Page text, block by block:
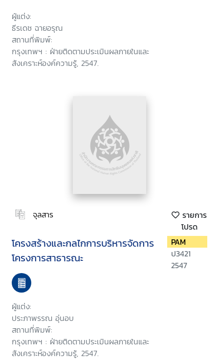
ผู้แต่ง:
ธีรเดช ฉายอรุณ
สถานที่พิมพ์:
กรุงเทพฯ : ฝ่ายติดตามประเมินผลภายในและ
สังเคราะห์องค์ความรู้, 2547.
จุลสาร
รายการ
โปรด
โครงสร้างและกลไกการบริหารจัดการ
โครงการสาธารณะ
ผู้แต่ง:
ประภาพรรณ อุ่นอบ
สถานที่พิมพ์:
กรุงเทพฯ : ฝ่ายติดตามประเมินผลภายในและ
สังเคราะห์องค์ความรู้, 2547.
PAM
ป3421
2547